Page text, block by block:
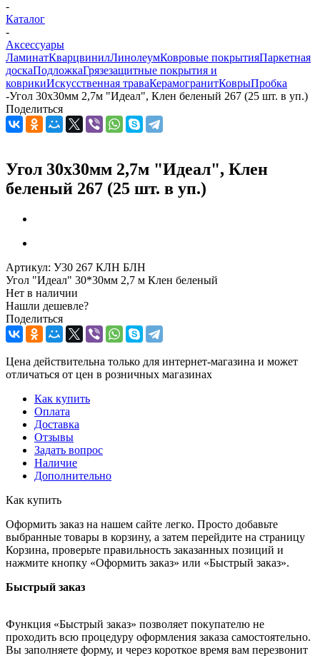
-
Каталог
-
Аксессуары
ЛаминатКварцвинилЛинолеумКовровые покрытияПаркетная
доскаПодложкаГрязезащитные покрытия и
коврикиИскусственная траваКерамогранитКоврыПробка
-Угол 30х30мм 2,7м "Идеал", Клен беленый 267 (25 шт. в уп.)
Поделиться
Угол 30х30мм 2,7м "Идеал", Клен
беленый 267 (25 шт. в уп.)
Артикул: У30 267 КЛН БЛН
Угол "Идеал" 30*30мм 2,7 м Клен беленый
Нет в наличии
Нашли дешевле?
Поделиться
Цена действительна только для интернет-магазина и может
отличаться от цен в розничных магазинах
Как купить
Оплата
Доставка
Отзывы
Задать вопрос
Наличие
Дополнительно
Как купить
Оформить заказ на нашем сайте легко. Просто добавьте
выбранные товары в корзину, а затем перейдите на страницу
Корзина, проверьте правильность заказанных позиций и
нажмите кнопку «Оформить заказ» или «Быстрый заказ».
Быстрый заказ
Функция «Быстрый заказ» позволяет покупателю не
проходить всю процедуру оформления заказа самостоятельно.
Вы заполняете форму, и через короткое время вам перезвонит